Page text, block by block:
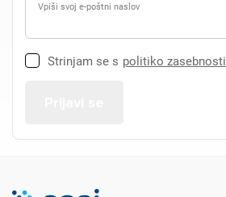
Vpiši svoj e-poštni naslov
Strinjam se s politiko zasebnosti